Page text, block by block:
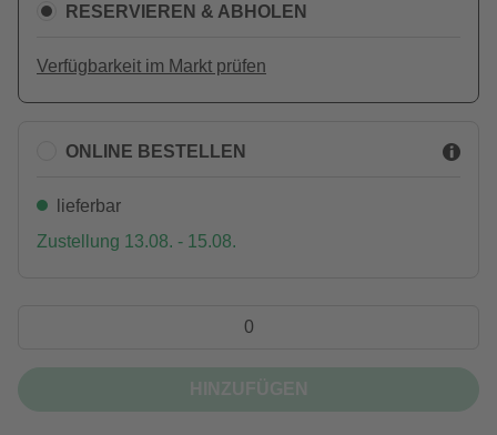
RESERVIEREN & ABHOLEN
Verfügbarkeit im Markt prüfen
ONLINE BESTELLEN
lieferbar
Zustellung 13.08. - 15.08.